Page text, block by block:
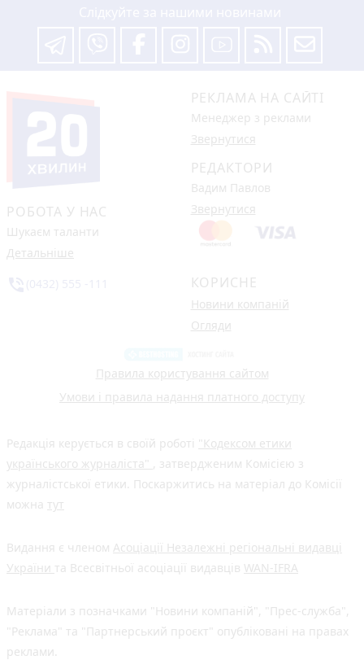
РОБОТА У НАС
Шукаєм таланти
Детальніше
РЕКЛАМА НА САЙТІ
Менеджер з реклами
Звернутися
РЕДАКТОРИ
Вадим Павлов
Звернутися
КОРИСНЕ
Новини компаній
Огляди
Правила користування сайтом
Умови і правила надання платного доступу
Редакція керується в своїй роботі "Кодексом етики
українського журналіста"
, затвердженим Комісією з
журналістської етики. Поскаржитись на матеріал до Комісії
можна тут
Видання є членом Асоціації Незалежні регіональні видавці
України та Всесвітньої асоціації видавців WAN-IFRA
Матеріали з позначками "Новини компаній", "Прес-служба",
"Реклама" та "Партнерський проєкт" опубліковані на правах
реклами.